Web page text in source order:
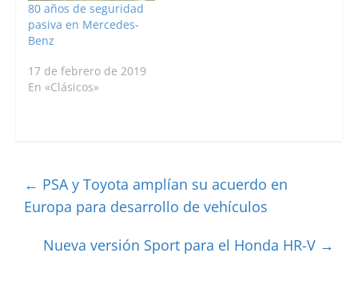
80 años de seguridad
pasiva en Mercedes-
Benz
17 de febrero de 2019
En «Clásicos»
← PSA y Toyota amplían su acuerdo en
Europa para desarrollo de vehículos
Nueva versión Sport para el Honda HR-V →